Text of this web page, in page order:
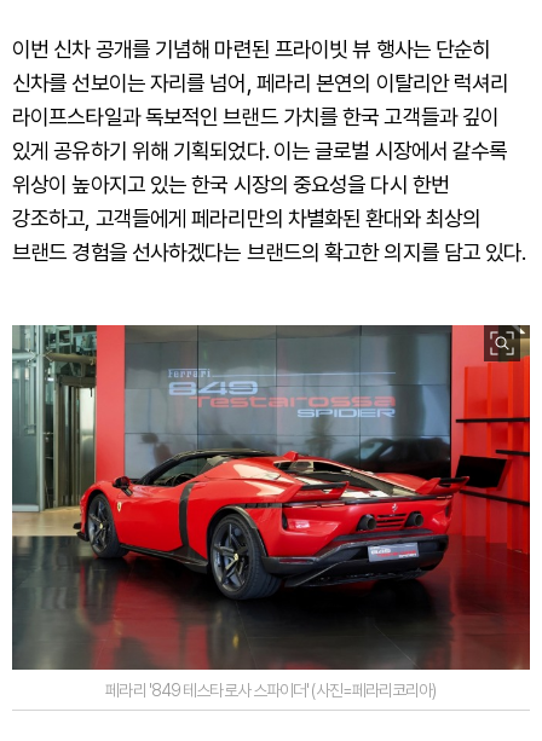
이번 신차 공개를 기념해 마련된 프라이빗 뷰 행사는 단순히
신차를 선보이는 자리를 넘어, 페라리 본연의 이탈리안 럭셔리
라이프스타일과 독보적인 브랜드 가치를 한국 고객들과 깊이
있게 공유하기 위해 기획되었다. 이는 글로벌 시장에서 갈수록
위상이 높아지고 있는 한국 시장의 중요성을 다시 한번
강조하고, 고객들에게 페라리만의 차별화된 환대와 최상의
브랜드 경험을 선사하겠다는 브랜드의 확고한 의지를 담고 있다.
페라리 '849 테스타로사 스파이더' (사진=페라리코리아)